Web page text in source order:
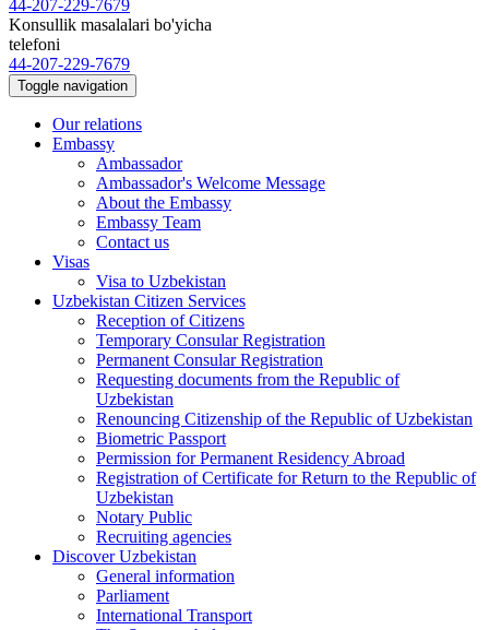
44-207-229-7679
Konsullik masalalari bo'yicha
telefoni
44-207-229-7679
Toggle navigation
Our relations
Embassy
Ambassador
Ambassador's Welcome Message
About the Embassy
Embassy Team
Contact us
Visas
Visa to Uzbekistan
Uzbekistan Citizen Services
Reception of Citizens
Temporary Consular Registration
Permanent Consular Registration
Requesting documents from the Republic of
Uzbekistan
Renouncing Citizenship of the Republic of Uzbekistan
Biometric Passport
Permission for Permanent Residency Abroad
Registration of Certificate for Return to the Republic of
Uzbekistan
Notary Public
Recruiting agencies
Discover Uzbekistan
General information
Parliament
International Transport